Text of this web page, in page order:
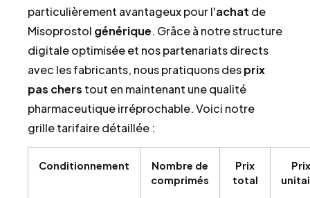
particulièrement avantageux pour l'achat de
Misoprostol générique. Grâce à notre structure
digitale optimisée et nos partenariats directs
avec les fabricants, nous pratiquons desprix
pas chers tout en maintenant une qualité
pharmaceutique irréprochable. Voici notre
grille tarifaire détaillée :
Conditionnement
Nombre de
comprimés
Prix
total
Prix